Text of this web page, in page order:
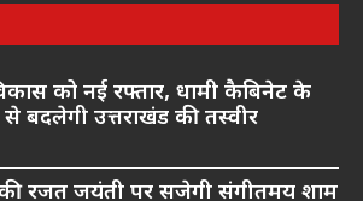
को नई रफ्तार, धामी कैबिनेट के
बदलेगी उत्तराखंड की तस्वीर
की रजत जयंती पर सजेगी संगीतमय शाम